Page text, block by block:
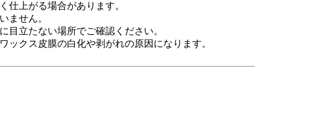
仕上がる場合があります。
ません。
目立たない場所でご確認ください。
ックス皮膜の白化や剥がれの原因になります。